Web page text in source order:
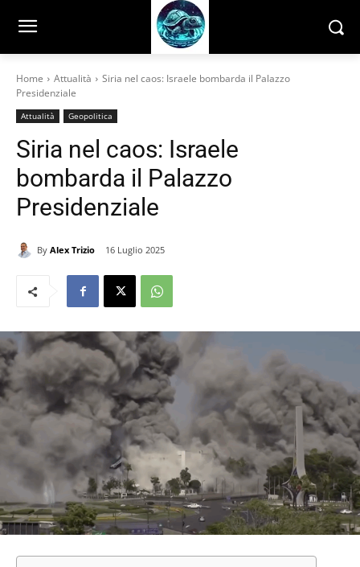
Home Attualità
Siria nel caos: Israele bombarda il Palazzo
Presidenziale
Attualità Geopolitica
Siria nel caos: Israele
bombarda il Palazzo
Presidenziale
By Alex Trizio 16 Luglio 2025